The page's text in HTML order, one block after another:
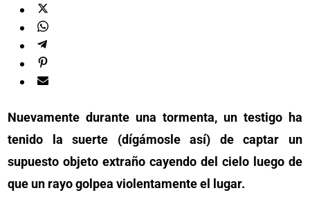
Nuevamente durante una tormenta, un testigo ha
tenido la suerte (dígámosle así) de captar un
supuesto objeto extraño cayendo del cielo luego de
que un rayo golpea violentamente el lugar.